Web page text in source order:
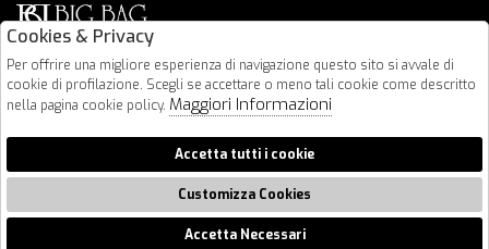
Via Nazionale 183
64026 Roseto Degli Abruzzi
085 8936219
2026 BigBag - P.iva : 00916940679 Powered byAteliersocietàgruppo
Cookies & Privacy
Per offrire una migliore esperienza di navigazione questo sito si avvale di
cookie di profilazione. Scegli se accettare o meno tali cookie come descritto
nella pagina cookie policy. Maggiori Informazioni
Accetta tutti i cookie
Customizza Cookies
Accetta Necessari